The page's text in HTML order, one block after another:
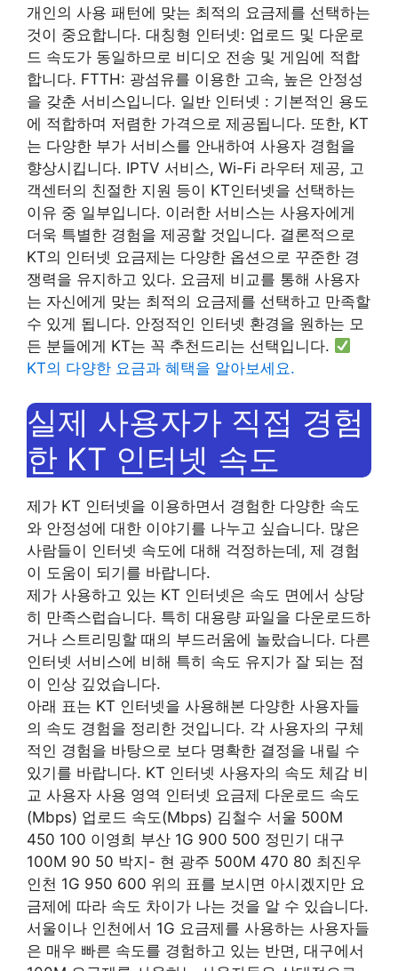
개인의 사용 패턴에 맞는 최적의 요금제를 선택하는
것이 중요합니다. 대칭형 인터넷: 업로드 및 다운로
드 속도가 동일하므로 비디오 전송 및 게임에 적합
합니다. FTTH: 광섬유를 이용한 고속, 높은 안정성
을 갖춘 서비스입니다. 일반 인터넷 : 기본적인 용도
에 적합하며 저렴한 가격으로 제공됩니다. 또한, KT
는 다양한 부가 서비스를 안내하여 사용자 경험을
향상시킵니다. IPTV 서비스, Wi-Fi 라우터 제공, 고
객센터의 친절한 지원 등이 KT인터넷을 선택하는
이유 중 일부입니다. 이러한 서비스는 사용자에게
더욱 특별한 경험을 제공할 것입니다. 결론적으로
KT의 인터넷 요금제는 다양한 옵션으로 꾸준한 경
쟁력을 유지하고 있다. 요금제 비교를 통해 사용자
는 자신에게 맞는 최적의 요금제를 선택하고 만족할
수 있게 됩니다. 안정적인 인터넷 환경을 원하는 모
든 분들에게 KT는 꼭 추천드리는 선택입니다.
KT의 다양한 요금과 혜택을 알아보세요.
실제 사용자가 직접 경험
한 KT 인터넷 속도
제가 KT 인터넷을 이용하면서 경험한 다양한 속도
와 안정성에 대한 이야기를 나누고 싶습니다. 많은
사람들이 인터넷 속도에 대해 걱정하는데, 제 경험
이 도움이 되기를 바랍니다.
제가 사용하고 있는 KT 인터넷은 속도 면에서 상당
히 만족스럽습니다. 특히 대용량 파일을 다운로드하
거나 스트리밍할 때의 부드러움에 놀랐습니다. 다른
인터넷 서비스에 비해 특히 속도 유지가 잘 되는 점
이 인상 깊었습니다.
아래 표는 KT 인터넷을 사용해본 다양한 사용자들
의 속도 경험을 정리한 것입니다. 각 사용자의 구체
적인 경험을 바탕으로 보다 명확한 결정을 내릴 수
있기를 바랍니다. KT 인터넷 사용자의 속도 체감 비
교 사용자 사용 영역 인터넷 요금제 다운로드 속도
(Mbps) 업로드 속도(Mbps) 김철수 서울 500M
450 100 이영희 부산 1G 900 500 정민기 대구
100M 90 50 박지- 현 광주 500M 470 80 최진우
인천 1G 950 600 위의 표를 보시면 아시겠지만 요
금제에 따라 속도 차이가 나는 것을 알 수 있습니다.
서울이나 인천에서 1G 요금제를 사용하는 사용자들
은 매우 빠른 속도를 경험하고 있는 반면, 대구에서